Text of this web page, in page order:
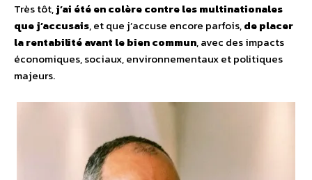
Très tôt,j’ai été en colère contre les multinationales
que j’accusais, et que j’accuse encore parfois,de placer
la rentabilité avant le bien commun, avec des impacts
économiques, sociaux, environnementaux et politiques
majeurs.